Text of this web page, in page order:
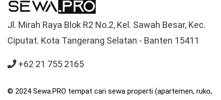
Jl. Mirah Raya Blok R2 No.2, Kel. Sawah Besar, Kec.
Ciputat. Kota Tangerang Selatan - Banten 15411
+62 21 755 2165
© 2024 Sewa.PRO tempat cari sewa properti (apartemen, ruko,